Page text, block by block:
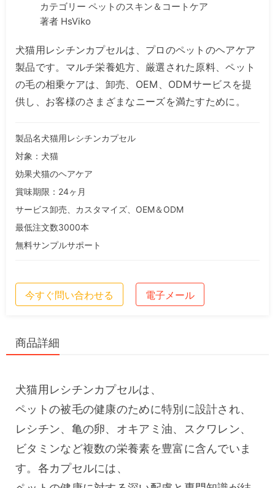
カテゴリー ペットのスキン＆コートケア
著者 HsViko
犬猫用レシチンカプセルは、プロのペットのヘアケア
製品です。マルチ栄養処方、厳選された原料、ペット
の毛の相乗ケアは、卸売、OEM、ODMサービスを提
供し、お客様のさまざまなニーズを満たすために。
製品名犬猫用レシチンカプセル
対象：犬猫
効果犬猫のヘアケア
賞味期限：24ヶ月
サービス卸売、カスタマイズ、OEM＆ODM
最低注文数3000本
無料サンプルサポート
今すぐ問い合わせる 電子メール
商品詳細
犬猫用レシチンカプセルは、
ペットの被毛の健康のために特別に設計され、
レシチン、亀の卵、オキアミ油、スクワレン、
ビタミンなど複数の栄養素を豊富に含んでいま
す。各カプセルには、